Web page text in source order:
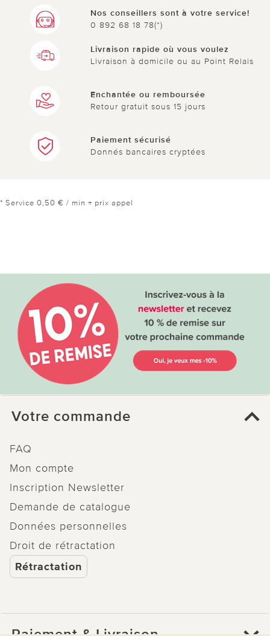
Nos conseillers sont à votre service!
0 892 68 18 78(*)
Livraison rapide où vous voulez
Livraison à domicile ou au Point Relais
Enchantée ou remboursée
Retour gratuit sous 15 jours
Paiement sécurisé
Donnés bancaires cryptées
* Service 0,50 € / min + prix appel
Votre commande
FAQ
Mon compte
Inscription Newsletter
Demande de catalogue
Données personnelles
Droit de rétractation
Rétractation